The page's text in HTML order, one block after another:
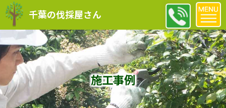
千葉の伐採屋さん
施工事例